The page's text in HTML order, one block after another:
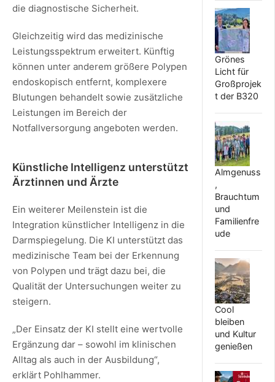
die diagnostische Sicherheit.
Gleichzeitig wird das medizinische
Leistungsspektrum erweitert. Künftig
können unter anderem größere Polypen
endoskopisch entfernt, komplexere
Blutungen behandelt sowie zusätzliche
Leistungen im Bereich der
Notfallversorgung angeboten werden.
Künstliche Intelligenz unterstützt
Ärztinnen und Ärzte
Ein weiterer Meilenstein ist die
Integration künstlicher Intelligenz in die
Darmspiegelung. Die KI unterstützt das
medizinische Team bei der Erkennung
von Polypen und trägt dazu bei, die
Qualität der Untersuchungen weiter zu
steigern.
„Der Einsatz der KI stellt eine wertvolle
Ergänzung dar – sowohl im klinischen
Alltag als auch in der Ausbildung“,
erklärt Pohlhammer.
Grönes
Licht für
Großprojek
t der B320
Almgenuss
,
Brauchtum
und
Familienfre
ude
Cool
bleiben
und Kultur
genießen